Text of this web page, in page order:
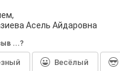
Асель Айдаровна
...?
Весёлый